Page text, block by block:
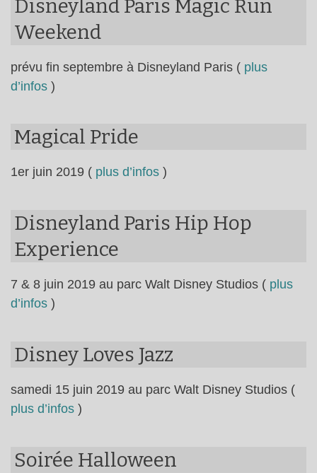
Disneyland Paris Magic Run
Weekend
prévu fin septembre à Disneyland Paris ( plus
d’infos )
Magical Pride
1er juin 2019 ( plus d’infos )
Disneyland Paris Hip Hop
Experience
7 & 8 juin 2019 au parc Walt Disney Studios ( plus
d’infos )
Disney Loves Jazz
samedi 15 juin 2019 au parc Walt Disney Studios (
plus d’infos )
Soirée Halloween